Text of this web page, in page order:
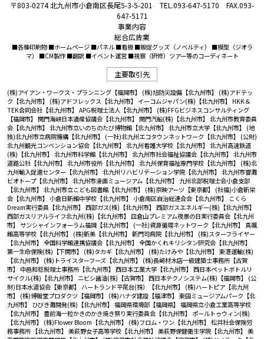
〒803-0274 北九州市小倉南区長尾5-3-5-201 TEL.093-647-5170 FAX.093-
647-5171
事業内容
総合広告業
■各種印刷物 ■ホームページ ■パネル ■看板 ■販促グッズ（ノベルティ） ■模型（ジオラ
マ） ■CM製作 ■翻訳 ■イベント運営 ■視察（研修）ツアー等のコーディネート
主要取引先
(株)アイアン・ワークス・プランニング【福岡市】 (株)旭防災設備【北九州市】 (株)アドテッ
ク【北九州市】 (株)アドフレックス【北九州市】 イーコムジャパン(株)【北九州市】 HKK＆
TEK合同会社【北九州市】 APG税理士法人【北九州市】 (株)FFGビジネスコンサルティング
【福岡市】 関門海峡日本遺産協議会【北九州市】 関門汽船(株)【北九州市】 北九州市教育委員
会【北九州市】 北九州市立いのちのたび博物館【北九州市】 北九州市立大学【北九州市】 (地
独)北九州市立病院機構【北九州市】 (一社)北九州エコタウンネットワーク【北九州市】 (公財)
北九州観光コンベンション協会【北九州市】 北九州看護大学校【北九州市】 北九州高速鉄道
(株)【北九州市】 北九州市科学館【北九州市】 北九州市社会福祉協議会【北九州市】 北九州市
道路公社【北九州市】 北九州市役所【北九州市】 北九州保育福祉専門学校【北九州市】 (株)北
九州輸入促進センター【北九州市】 北九州リハビリテーション学院【北九州市】 北九州市響灘
ビオトープ【北九州市】 北九州市漫画ミュージアム【北九州市】 九州北部税理士会小倉支部
【北九州市】 北九州市立こども図書館【北九州市】 (株)京映アーツ【東京都】 (社福)小倉新栄
会【北九州市】 小倉日新館中学校【北九州市】 小倉南区自治総連合会【北九州市】
こくら
Dream実行委員【北九州市】 西部ガス(株)【北九州市】 西部ガスエネルギー(株)【北九州市】
西部ガスリアルライフ北九州(株)【北九州市】 皿倉山プレミアム夜景の日実行委員会【北九州
市】 サンシャインフォーラム福岡【北九州市】 (一社)資源循環ネットワーク【北九州市】 真颯
館高等学校【北九州市】 (株)新美【北九州市】 新門司病院【北九州市】 (株)スターフライヤー
【北九州市】 全国科学館連携協議会【北九州市】 全国かくれキリシタン研究会【北九州市】
第一生命保険(株)【下関市】 (株)タカギ【北九州市】 (株)たけみや【北九州市】 東港運輸(株)
【北九州市】 (株)トライスターフーズ【北九州市】 (株)長崎材木店一級建築士事務所【古賀
市】 中邑和稔税理士事務所【北九州市】 西日本工業大学【北九州市】 西日本ペットボトルリ
サイクル(株)【北九州市】 ニビシ醤油(株)【古賀市】 西日本テクノシステム(株)【福岡市】 (公
財)日本水道協会【東京都】 ハートランド平尾台(株）【北九州市】 (株)ハートピア【北九州
市】 (株)博報堂プロダクツ【福岡市】 (株)ハナダ建設【福津市】 東田ミュージアムパーク【北
九州市】 ひびき灘開発(株)【北九州市】 福岡県環境部【福岡県】 福岡県立小倉工業高等学校
【北九州市】 豊前海一粒かきのかき焼き祭り実行委員会【北九州市】 ポールトゥウィン(株)
【北九州市】 (株)Flower Bloom【北九州市】 (株)フロム・ワン【北九州市】 松井社会保険労
務事務所 【北九州市】 美萩野女子高等学校【北九州市】 美萩野保健衛生学院【北九州市】 美